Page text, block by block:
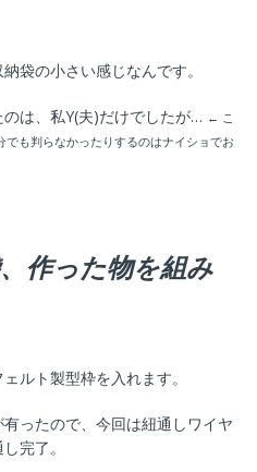
袋の小さい感じなんです。
は、私Y(夫)だけでしたが… ← こ
も判らなかったりするのはナイショでお
作った物を組み
ルト製型枠を入れます。
ったので、今回は紐通しワイヤ
完了。